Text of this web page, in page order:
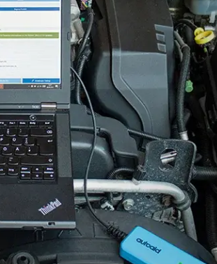
Verfügbarkeit abhängig von Modell,